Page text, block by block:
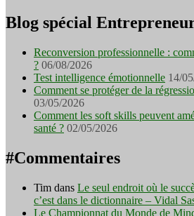
Blog spécial
Reconversion professionnelle :
? 06/08/2026
Test intelligence émotionnelle 14/
Comment se protéger de la
03/05/2026
Comment les soft skills peuvent
santé ? 02/05/2026
#Commentaires
Tim dans Le seul endroit où le
c’est dans le dictionnaire – Vidal
Le Championnat du Monde de